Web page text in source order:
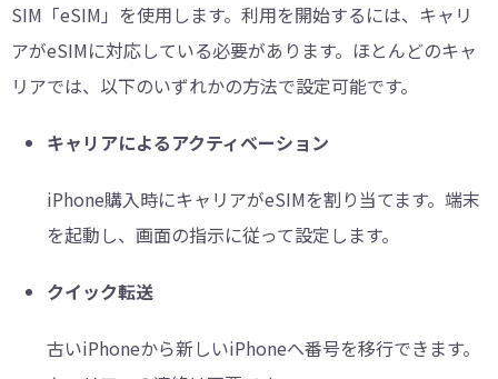
SIM「eSIM」を使用します。利用を開始するには、キャリ
アがeSIMに対応している必要があります。ほとんどのキャ
リアでは、以下のいずれかの方法で設定可能です。
キャリアによるアクティベーション
iPhone購入時にキャリアがeSIMを割り当てます。端末
を起動し、画面の指示に従って設定します。
クイック転送
古いiPhoneから新しいiPhoneへ番号を移行できます。